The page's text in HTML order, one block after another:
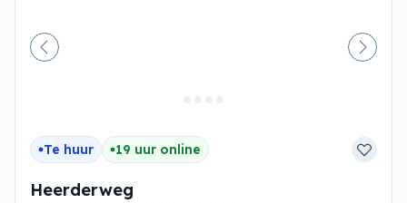
Vorige
Te huur 19 uur online
Heerderweg